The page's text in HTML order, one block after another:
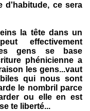
d'habitude, ce sera
la tête dans un
effectivement
gens se base
phénicienne a
les gens...vaut
qui nous sont
le nombril parce
ou elle en est
te liberté...